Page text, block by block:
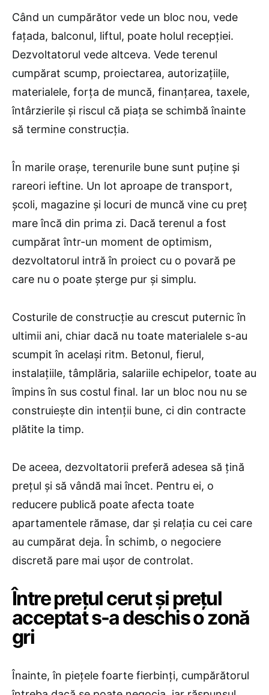
Când un cumpărător vede un bloc nou, vede
fațada, balconul, liftul, poate holul recepției.
Dezvoltatorul vede altceva. Vede terenul
cumpărat scump, proiectarea, autorizațiile,
materialele, forța de muncă, finanțarea, taxele,
întârzierile și riscul că piața se schimbă înainte
să termine construcția.
În marile orașe, terenurile bune sunt puține și
rareori ieftine. Un lot aproape de transport,
școli, magazine și locuri de muncă vine cu preț
mare încă din prima zi. Dacă terenul a fost
cumpărat într-un moment de optimism,
dezvoltatorul intră în proiect cu o povară pe
care nu o poate șterge pur și simplu.
Costurile de construcție au crescut puternic în
ultimii ani, chiar dacă nu toate materialele s-au
scumpit în același ritm. Betonul, fierul,
instalațiile, tâmplăria, salariile echipelor, toate au
împins în sus costul final. Iar un bloc nou nu se
construiește din intenții bune, ci din contracte
plătite la timp.
De aceea, dezvoltatorii preferă adesea să țină
prețul și să vândă mai încet. Pentru ei, o
reducere publică poate afecta toate
apartamentele rămase, dar și relația cu cei care
au cumpărat deja. În schimb, o negociere
discretă pare mai ușor de controlat.
Între prețul cerut și prețul
acceptat s-a deschis o zonă
gri
Înainte, în piețele foarte fierbinți, cumpărătorul